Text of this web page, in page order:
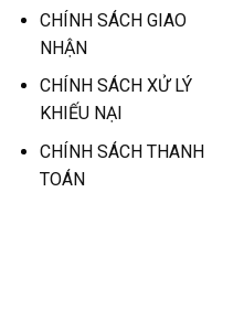
CHÍNH SÁCH GIAO
NHẬN
CHÍNH SÁCH XỬ LÝ
KHIẾU NẠI
CHÍNH SÁCH THANH
TOÁN